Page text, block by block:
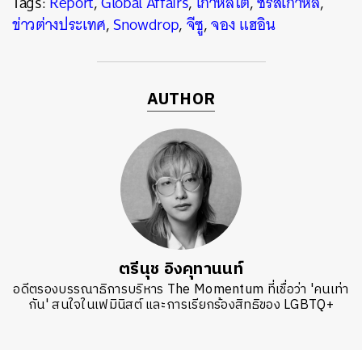
ข่าวต่างประเทศ,Snowdrop,จีซู,จอง แฮอิน
AUTHOR
ตรีนุช อิงคุทานนท์
อดีตรองบรรณาธิการบริหาร The Momentum ที่เชื่อว่า 'คนเท่า
กัน' สนใจในเฟมินิสต์ และการเรียกร้องสิทธิของ LGBTQ+